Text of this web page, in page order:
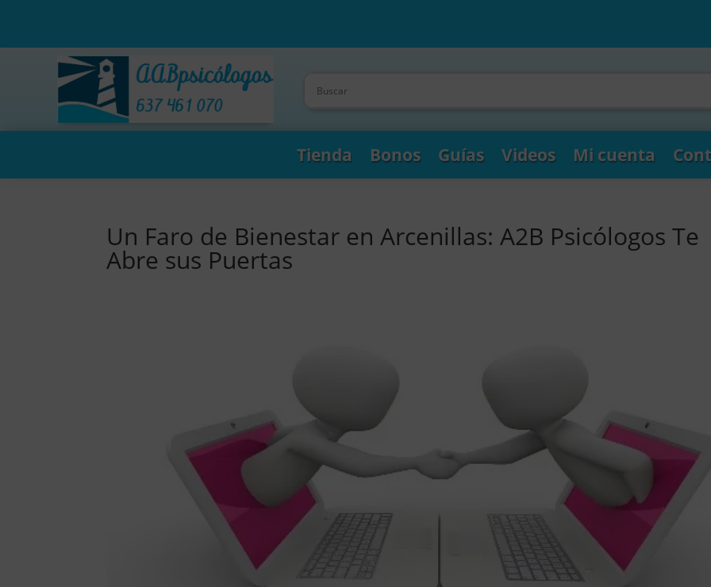
Tienda Bonos Guías Videos Mi cuenta
Un Faro de Bienestar en Arcenillas: A2B Psicólogos Te
Abre sus Puertas